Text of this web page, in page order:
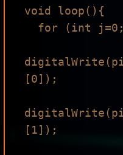
void loop(){
[0]);
[1]);